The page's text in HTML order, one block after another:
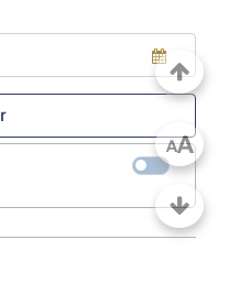
abrir o calendário; Use as
AA